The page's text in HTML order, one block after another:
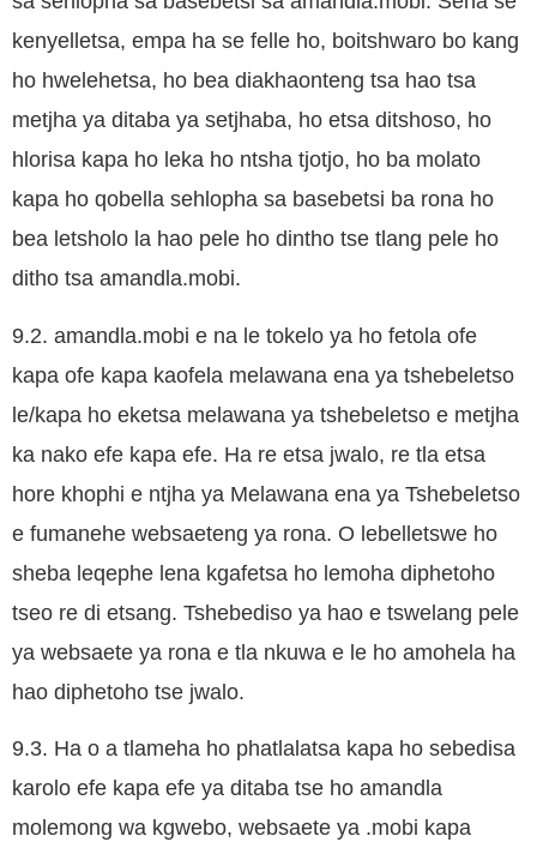
kenyelletsa, empa ha se felle ho, boitshwaro bo kang
ho hwelehetsa, ho bea diakhaonteng tsa hao tsa
metjha ya ditaba ya setjhaba, ho etsa ditshoso, ho
hlorisa kapa ho leka ho ntsha tjotjo, ho ba molato
kapa ho qobella sehlopha sa basebetsi ba rona ho
bea letsholo la hao pele ho dintho tse tlang pele ho
ditho tsa amandla.mobi.
9.2. amandla.mobi e na le tokelo ya ho fetola ofe
kapa ofe kapa kaofela melawana ena ya tshebeletso
le/kapa ho eketsa melawana ya tshebeletso e metjha
ka nako efe kapa efe. Ha re etsa jwalo, re tla etsa
hore khophi e ntjha ya Melawana ena ya Tshebeletso
e fumanehe websaeteng ya rona. O lebelletswe ho
sheba leqephe lena kgafetsa ho lemoha diphetoho
tseo re di etsang. Tshebediso ya hao e tswelang pele
ya websaete ya rona e tla nkuwa e le ho amohela ha
hao diphetoho tse jwalo.
9.3. Ha o a tlameha ho phatlalatsa kapa ho sebedisa
karolo efe kapa efe ya ditaba tse ho amandla
molemong wa kgwebo, websaete ya .mobi kapa